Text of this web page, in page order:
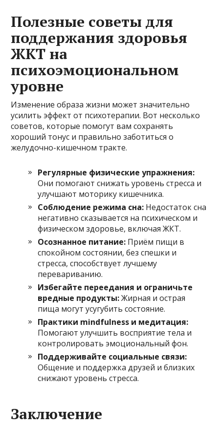
Полезные советы для
поддержания здоровья
ЖКТ на
психоэмоциональном
уровне
Изменение образа жизни может значительно
усилить эффект от психотерапии. Вот несколько
советов, которые помогут вам сохранять
хороший тонус и правильно заботиться о
желудочно-кишечном тракте.
Регулярные физические упражнения:
Они помогают снижать уровень стресса и
улучшают моторику кишечника.
Соблюдение режима сна: Недостаток сна
негативно сказывается на психическом и
физическом здоровье, включая ЖКТ.
Осознанное питание: Приём пищи в
спокойном состоянии, без спешки и
стресса, способствует лучшему
перевариванию.
Избегайте переедания и ограничьте
вредные продукты:Жирная и острая
пища могут усугубить состояние.
Практики mindfulness и медитация:
Помогают улучшить восприятие тела и
контролировать эмоциональный фон.
Поддерживайте социальные связи:
Общение и поддержка друзей и близких
снижают уровень стресса.
Заключение